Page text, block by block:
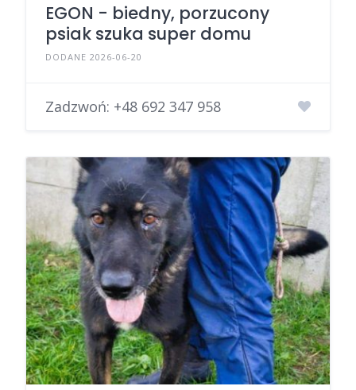
EGON - biedny, porzucony
psiak szuka super domu
DODANE 2026-06-20
Zadzwoń: +48 692 347 958